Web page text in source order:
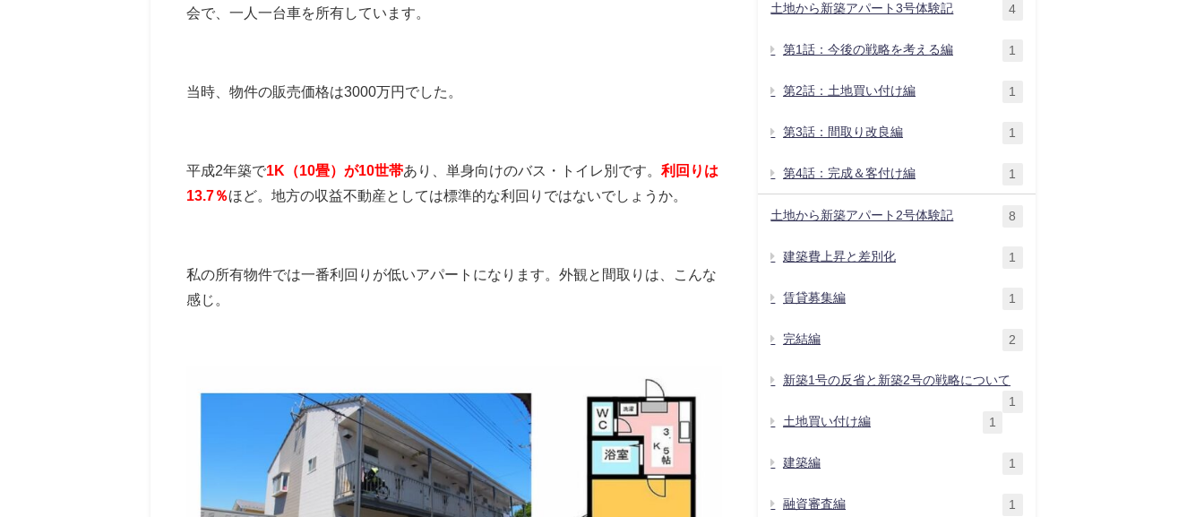
会で、一人一台車を所有しています。
当時、物件の販売価格は3000万円でした。
平成2年築で1K（10畳）が10世帯あり、単身向けのバス・トイレ別です。 利回りは
13.7％ほど。地方の収益不動産としては標準的な利回りではないでしょうか。
私の所有物件では一番利回りが低いアパートになります。外観と間取りは、こんな
感じ。
土地から新築アパート3号体験記 4
第1話：今後の戦略を考える編 1
第2話：土地買い付け編 1
第3話：間取り改良編 1
第4話：完成＆客付け編 1
土地から新築アパート2号体験記 8
建築費上昇と差別化 1
賃貸募集編 1
完結編 2
新築1号の反省と新築2号の戦略について
1
土地買い付け編
1
建築編 1
融資審査編 1